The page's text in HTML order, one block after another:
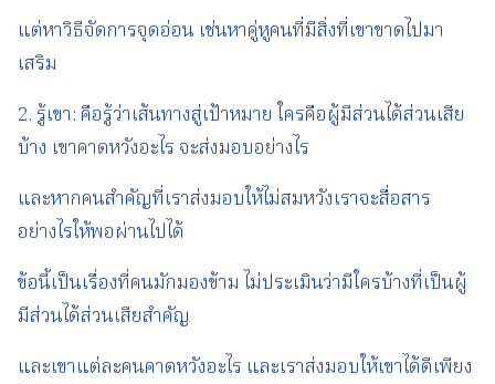
แต่หาวิธีจัดการจุดอ่อน เช่นหาคู่หูคนที่มีสิ่งที่เขาขาดไปมา
เสริม
2. รู้เขา: คือรู้ว่าเส้นทางสู่เป้าหมาย ใครคือผู้มีส่วนได้ส่วนเสีย
บ้าง เขาคาดหวังอะไร จะส่งมอบอย่างไร
และหากคนสำคัญที่เราส่งมอบให้ไม่สมหวังเราจะสื่อสาร
อย่างไรให้พอผ่านไปได้
ข้อนี้เป็นเรื่องที่คนมักมองข้าม ไม่ประเมินว่ามีใครบ้างที่เป็นผู้
มีส่วนได้ส่วนเสียสำคัญ
และเขาแต่ละคนคาดหวังอะไร และเราส่งมอบให้เขาได้ดีเพียง